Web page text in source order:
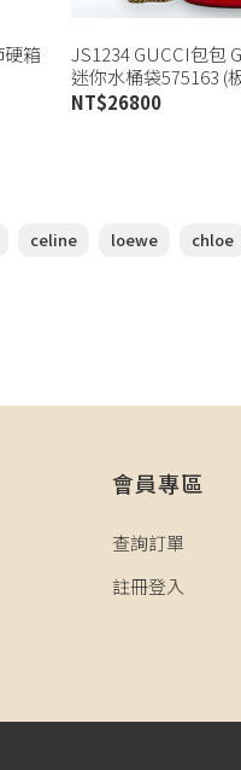
箱
JS1234 GUCCI包包
迷你水桶袋575163 (
NT$26800
celine loewe chloe
會員專區
查詢訂單
註冊登入